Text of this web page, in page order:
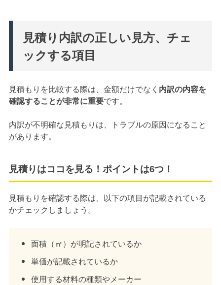
見積り内訳の正しい見方、チェ
ックする項目
見積もりを比較する際は、金額だけでなく 内訳の内容を
確認することが非常に重要です。
内訳が不明確な見積もりは、トラブルの原因になること
があります。
見積りはココを見る！ポイントは6つ！
見積もりを確認する際は、以下の項目が記載されている
かチェックしましょう。
面積（㎡）が明記されているか
単価が記載されているか
使用する材料の種類やメーカー